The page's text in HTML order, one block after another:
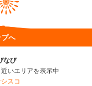
プへ
なび
いエリアを表示中
スコ